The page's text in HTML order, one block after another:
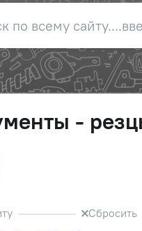
-
Сбросить